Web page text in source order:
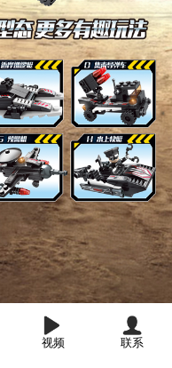
视频 联系